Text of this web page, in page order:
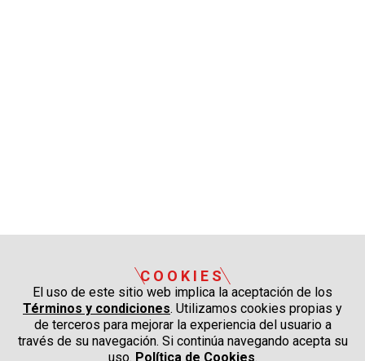
COOKIES
El uso de este sitio web implica la aceptación de los
Términos y condiciones. Utilizamos cookies propias y
de terceros para mejorar la experiencia del usuario a
través de su navegación. Si continúa navegando acepta su
uso. Política de Cookies.